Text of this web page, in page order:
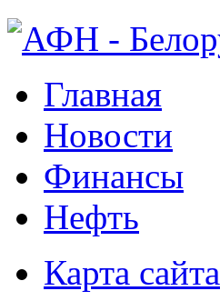
Главная
Новости
Финансы
Нефть
Карта сайта